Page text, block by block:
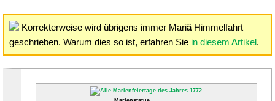
Korrekterweise wird übrigens immer MariäHimmelfahrt
geschrieben. Warum dies so ist, erfahren Sie in diesem Artikel.